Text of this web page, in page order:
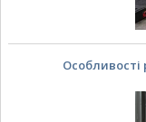
Особливості